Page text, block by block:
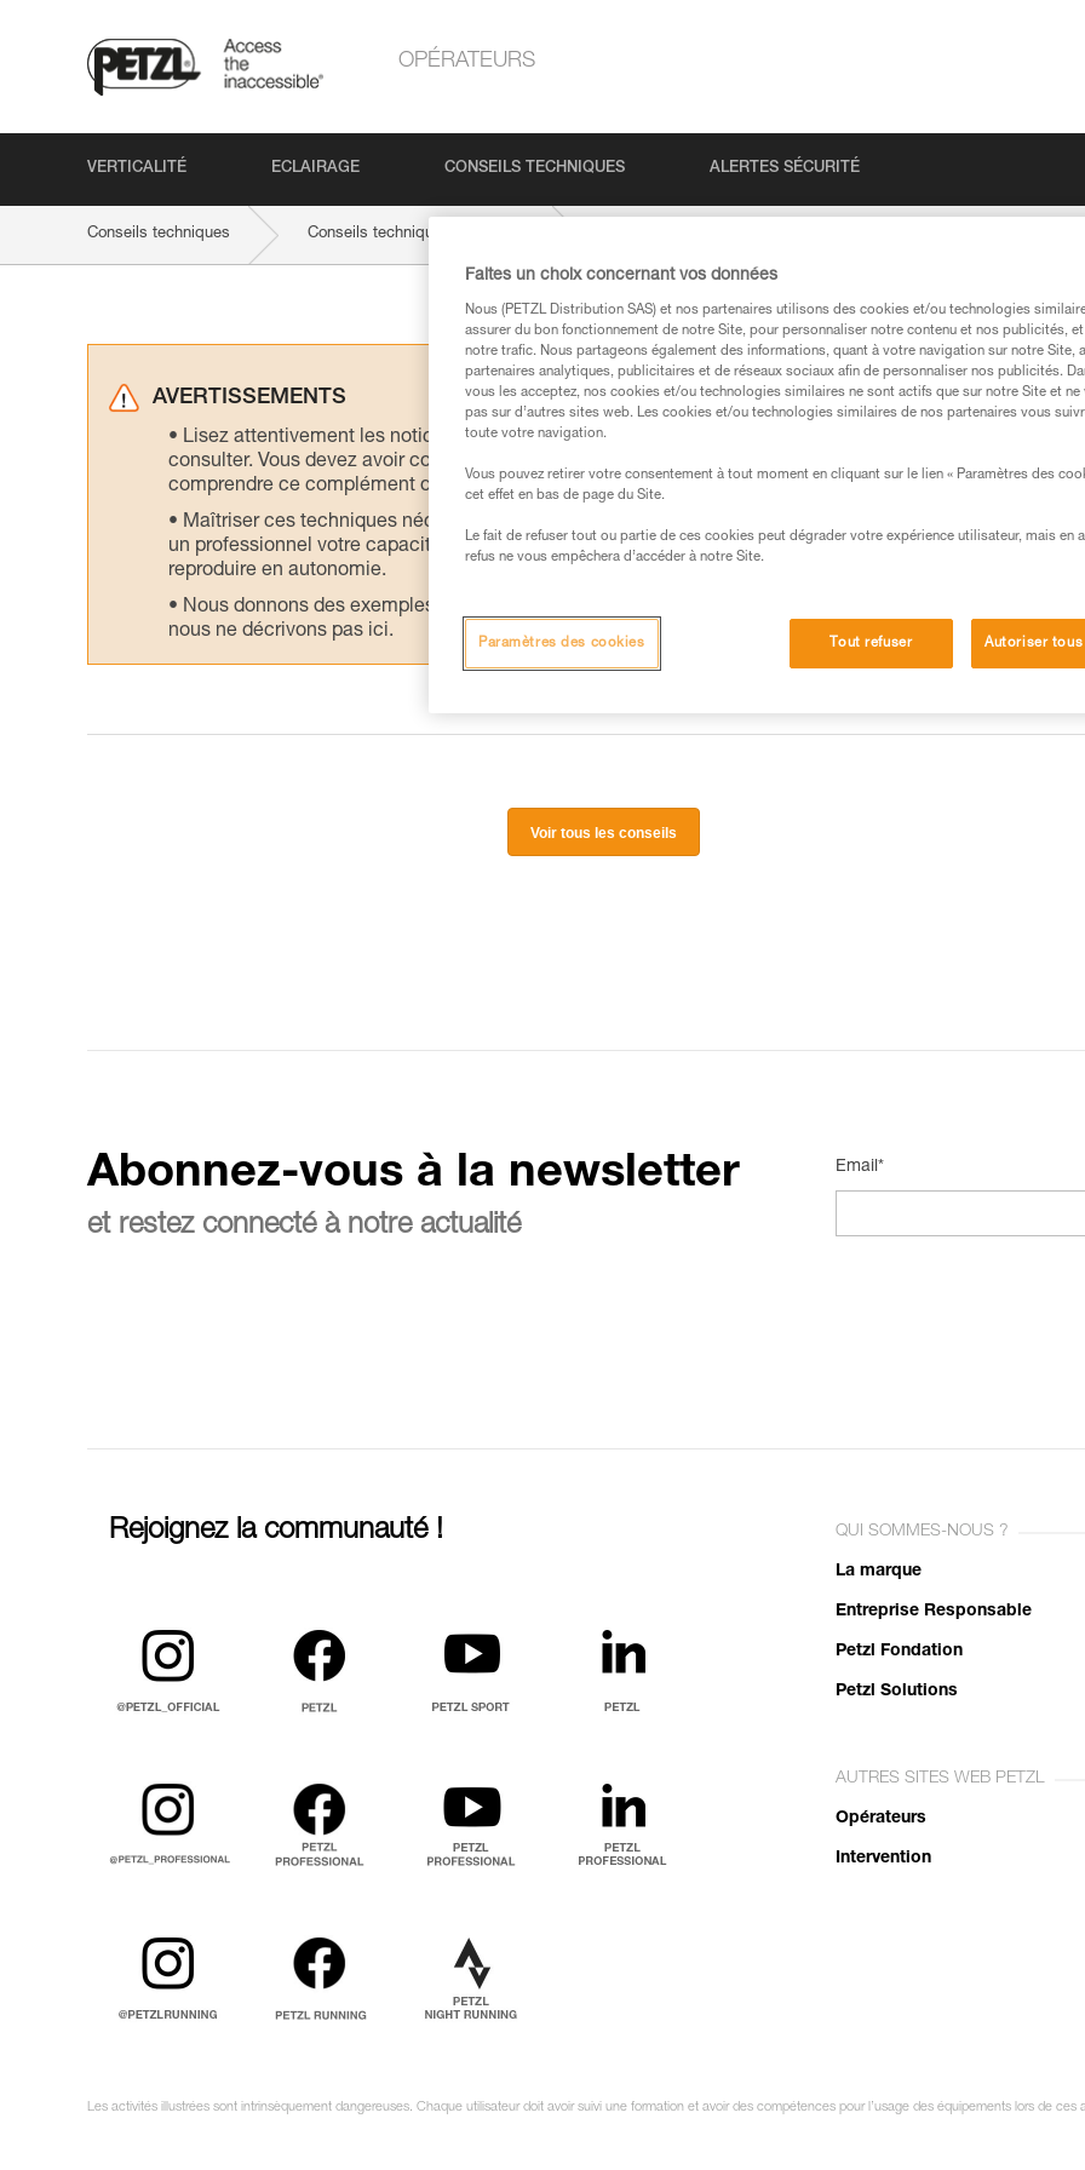
OPÉRATEURS
VERTICALITÉ ECLAIRAGE CONSEILS TECHNIQUES ALERTES SÉCURITÉ
Conseils techniques Conseils techniques par activité
AVERTISSEMENTS
Lisez attentivement les notices techniques des produits utilisés dans ce conseil avant de le
consulter. Vous devez avoir compris les informations de la notice technique pour pouvoir
comprendre ce complément d’informations.
Maîtriser ces techniques nécessite une formation et un entraînement spécifique. Validez avec
un professionnel votre capacité à refaire la manipulation, seul, en toute sécurité, avant de la
reproduire en autonomie.
Nous donnons des exemples de techniques liées à votre activité. Il peut en exister d’autres que
nous ne décrivons pas ici.
Voir tous les conseils
Abonnez-vous à la newsletter
et restez connecté à notre actualité
Email*
Rejoignez la communauté ! QUI SOMMES-NOUS ?
La marque
Entreprise Responsable
Petzl Fondation
Petzl Solutions
AUTRES SITES WEB PETZL
Opérateurs
Intervention
Les activités illustrées sont intrinsèquement dangereuses. Chaque utilisateur doit avoir suivi une formation et avoir des compétences pour l’usage des équipements lors de ces
Faites un choix concernant vos données
Nous (PETZL Distribution SAS) et nos partenaires utilisons des cookies et/ou technologies
assurer du bon fonctionnement de notre Site, pour personnaliser notre contenu et nos publicités,
notre trafic. Nous partageons également des informations, quant à votre navigation sur notre Site,
partenaires analytiques, publicitaires et de réseaux sociaux afin de personnaliser nos publicités.
vous les acceptez, nos cookies et/ou technologies similaires ne sont actifs que sur notre Site et ne
pas sur d’autres sites web. Les cookies et/ou technologies similaires de nos partenaires vous
toute votre navigation.
Vous pouvez retirer votre consentement à tout moment en cliquant sur le lien « Paramètres des
cet effet en bas de page du Site.
Le fait de refuser tout ou partie de ces cookies peut dégrader votre expérience utilisateur, mais en
refus ne vous empêchera d’accéder à notre Site.
Tout refuser Autoriser
Paramètres des cookies